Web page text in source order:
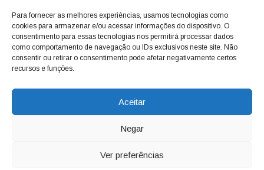
Para fornecer as melhores experiências, usamos tecnologias como
cookies para armazenar e/ou acessar informações do dispositivo. O
consentimento para essas tecnologias nos permitirá processar dados
como comportamento de navegação ou IDs exclusivos neste site. Não
consentir ou retirar o consentimento pode afetar negativamente certos
recursos e funções.
Aceitar
Negar
Ver preferências
adm@jtv.com.br
(19) 3929-6225
(19) 99450-1424